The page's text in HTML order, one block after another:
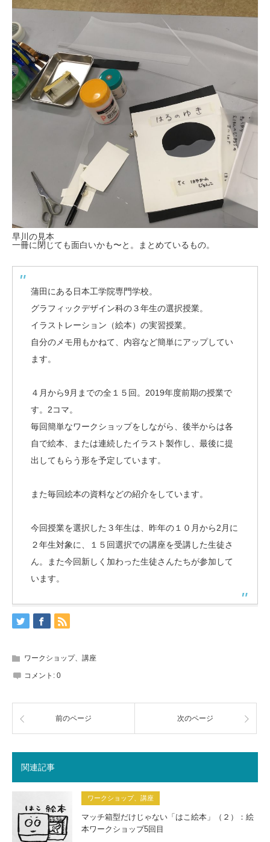
早川の見本
一冊に閉じても面白いかも〜と。まとめているもの。
蒲田にある日本工学院専門学校。
グラフィックデザイン科の３年生の選択授業。
イラストレーション（絵本）の実習授業。
自分のメモ用もかねて、内容など簡単にアップしてい
ます。
４月から9月までの全１５回。2019年度前期の授業で
す。2コマ。
毎回簡単なワークショップをしながら、後半からは各
自で絵本、または連続したイラスト製作し、最後に提
出してもらう形を予定しています。
また毎回絵本の資料などの紹介をしています。
今回授業を選択した３年生は、昨年の１０月から2月に
２年生対象に、１５回選択での講座を受講した生徒さ
ん。また今回新しく加わった生徒さんたちが参加して
います。
ワークショップ、講座
コメント: 0
前のページ 次のページ
関連記事
ワークショップ、講座
マッチ箱型だけじゃない「はこ絵本」（２）：絵
本ワークショップ5回目